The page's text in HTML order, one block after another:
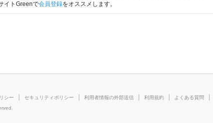
イトGreenで会員登録をオススメします。
シー セキュリティポリシー 利用者情報の外部送信 利用規約 よくある質問